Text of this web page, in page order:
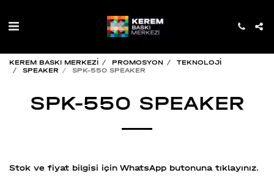
KEREM BASKI MERKEZİ PROMOSYON
TEKNOLOJİ
SPEAKER
SPK-550 SPEAKER
SPK-550 SPEAKER
Stok ve fiyat bilgisi için WhatsApp butonuna tıklayınız.